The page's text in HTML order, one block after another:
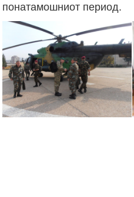
понатамошниот период.